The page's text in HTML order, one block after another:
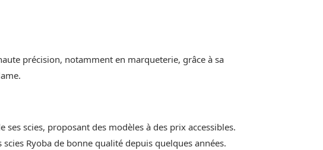
précision, notamment en marqueterie, grâce à sa
scies, proposant des modèles à des prix accessibles.
Ryoba de bonne qualité depuis quelques années.